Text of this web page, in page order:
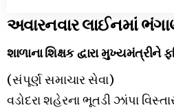
અવારનવાર લાઈનમાં
શાળાના શિક્ષક દ્વારા મુખ્યમંત્રીને
(સંપૂર્ણ સમાચાર સેવા)
વડોદરા શહેરના ભૂતડી ઝાંપા